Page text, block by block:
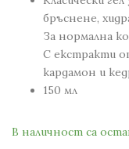
/
4.50
бръснене,
За нормална
С екстракти
кардамон и
150 мл
В наличност са